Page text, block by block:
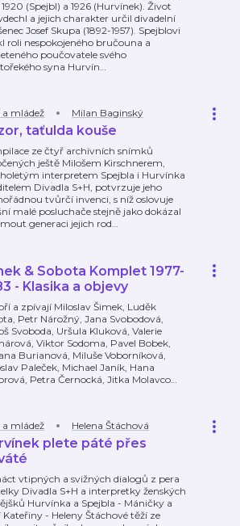
1920 (Spejbl) a 1926 (Hurvínek). Život
a jejich charakter určil divadelní
Josef Skupa (1892-1957). Spejblovi
roli nespokojeného bručouna a
poučovatele svého
syna Hurvín…
mládež Milan Baginský
taťulda kouše
ze čtyř archivních snímků
ještě Milošem Kirschnerem,
interpretem Spejbla i Hurvínka
Divadla S+H, potvrzuje jeho
tvůrčí invenci, s níž oslovuje
malé posluchače stejně jako dokázal
generaci jejich rod…
& Sobota Komplet 1977-
- Klasika a objevy
a zpívají Miloslav Šimek, Luděk
Petr Nárožný, Jana Svobodová,
Svoboda, Uršula Kluková, Valerie
Viktor Sodoma, Pavel Bobek,
Burianová, Miluše Voborníková,
Paleček, Michael Janík, Hana
Petra Černocká, Jitka Molavco…
mládež Helena Štáchová
plete páté přes
vtipných a svižných dialogů z pera
Divadla S+H a interpretky ženských
Hurvínka a Spejbla - Máničky a
Kateřiny - Heleny Štáchové těží ze